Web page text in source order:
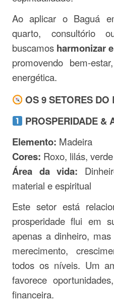
Ao aplicar o Baguá
quarto, consultório
buscamos harmonizar
promovendo bem-
energética.
OS 9 SETORES DO
PROSPERIDADE &
Elemento: Madeira
Cores: Roxo, lilás, verde
Área da vida:
material e espiritual
Este setor está
prosperidade flui em
apenas a dinheiro,
merecimento,
todos os níveis. Um
favorece
financeira.